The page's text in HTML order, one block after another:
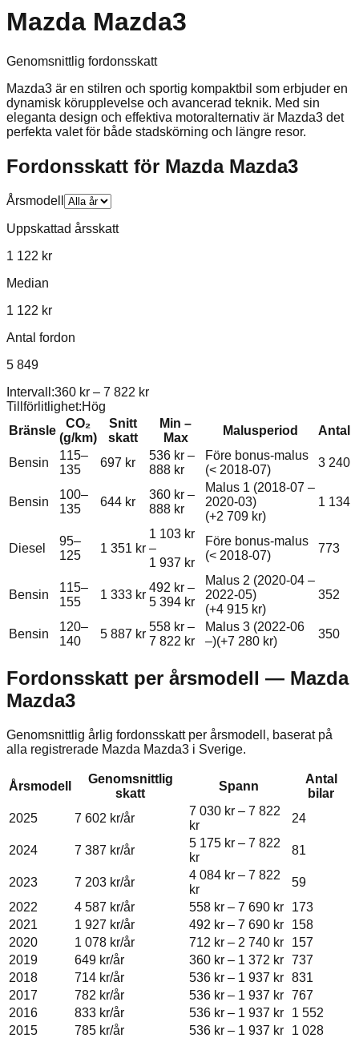
Mazda Mazda3
Genomsnittlig fordonsskatt
Mazda3 är en stilren och sportig kompaktbil som erbjuder en
dynamisk körupplevelse och avancerad teknik. Med sin
eleganta design och effektiva motoralternativ är Mazda3 det
perfekta valet för både stadskörning och längre resor.
Fordonsskatt för Mazda Mazda3
Årsmodell
Uppskattad årsskatt
1 122 kr
Median
1 122 kr
Antal fordon
5 849
Intervall:360 kr – 7 822 kr
Tillförlitlighet:Hög
Bränsle
CO₂
(g/km)
Snitt
skatt
Min –
Max
Malusperiod Antal
Bensin
115–
135
697 kr
536 kr –
888 kr
Före bonus-malus
(< 2018-07)
3 240
Bensin
100–
135
644 kr
360 kr –
888 kr
Malus 1 (2018-07 –
2020-03)
(+2 709 kr)
1 134
Diesel
95–
125
1 351 kr
1 103 kr
–
1 937 kr
Före bonus-malus
(< 2018-07)
773
Bensin
115–
155
1 333 kr
492 kr –
5 394 kr
Malus 2 (2020-04 –
2022-05)
(+4 915 kr)
352
Bensin
120–
140
5 887 kr
558 kr –
7 822 kr
Malus 3 (2022-06
–)(+7 280 kr)
350
Fordonsskatt per årsmodell — Mazda
Mazda3
Genomsnittlig årlig fordonsskatt per årsmodell, baserat på
alla registrerade Mazda Mazda3 i Sverige.
Årsmodell
Genomsnittlig
skatt
Spann
Antal
bilar
2025
7 602 kr/år
7 030 kr – 7 822
kr
24
2024 7 387 kr/år
5 175 kr – 7 822
kr
81
2023 7 203 kr/år
4 084 kr – 7 822
kr
59
2022
4 587 kr/år 558 kr – 7 690 kr
173
2021
1 927 kr/år 492 kr – 7 690 kr
158
2020
1 078 kr/år 712 kr – 2 740 kr
157
2019
649 kr/år 360 kr – 1 372 kr 737
2018
714 kr/år 536 kr – 1 937 kr 831
2017
782 kr/år 536 kr – 1 937 kr 767
2016
833 kr/år 536 kr – 1 937 kr
1 552
2015
785 kr/år 536 kr – 1 937 kr
1 028